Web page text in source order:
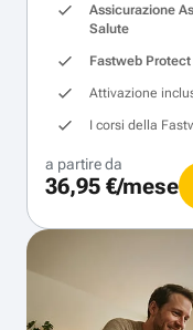
Assicurazione
Salute
Fastweb Protect
Attivazione
I corsi della
a partire da
36,95 €/mese